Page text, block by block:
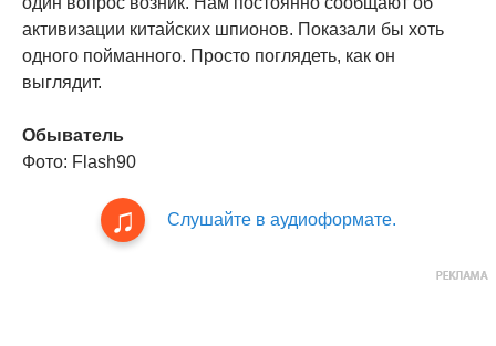
активизации китайских шпионов. Показали бы хоть
одного пойманного. Просто поглядеть, как он
выглядит.
Обыватель
Фото: Flash90
Слушайте в аудиоформате.